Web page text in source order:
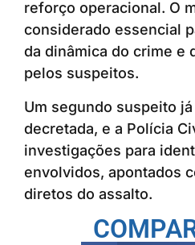
reforço operacional. O
considerado essencial
da dinâmica do crime e
pelos suspeitos.
Um segundo suspeito
decretada, e a Polícia
investigações para
envolvidos, apontados
diretos do assalto.